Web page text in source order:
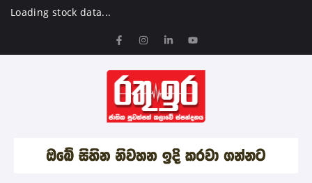
Loading stock data...